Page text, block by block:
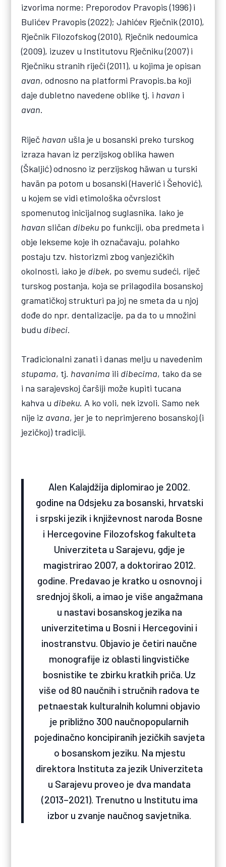
izvorima norme: Preporodov Pravopis (1996) i
Bulićev Pravopis (2022); Jahićev Rječnik (2010),
Rječnik Filozofskog (2010), Rječnik nedoumica
(2009), izuzev u Institutovu Rječniku (2007) i
Rječniku stranih riječi (2011), u kojima je opisan
avan, odnosno na platformi Pravopis.ba koji
daje dubletno navedene oblike tj. i havan i
avan.
Riječ havan ušla je u bosanski preko turskog
izraza havan iz perzijskog oblika hawen
(Škaljić) odnosno iz perzijskog hāwan u turski
havān pa potom u bosanski (Haverić i Šehović),
u kojem se vidi etimološka očvrslost
spomenutog inicijalnog suglasnika. Iako je
havan sličan dibeku po funkciji, oba predmeta i
obje lekseme koje ih označavaju, polahko
postaju tzv. historizmi zbog vanjezičkih
okolnosti, iako je dibek, po svemu sudeći, riječ
turskog postanja, koja se prilagodila bosanskoj
gramatičkoj strukturi pa joj ne smeta da u njoj
dođe do npr. dentalizacije, pa da to u množini
budu dibeci.
Tradicionalni zanati i danas melju u navedenim
stupama, tj. havanima ili dibecima, tako da se
i na sarajevskoj čaršiji može kupiti tucana
kahva u dibeku. A ko voli, nek izvoli. Samo nek
nije iz avana, jer je to neprimjereno bosanskoj (i
jezičkoj) tradiciji.
Alen Kalajdžija diplomirao je 2002.
godine na Odsjeku za bosanski, hrvatski
i srpski jezik i književnost naroda Bosne
i Hercegovine Filozofskog fakulteta
Univerziteta u Sarajevu, gdje je
magistrirao 2007, a doktorirao 2012.
godine. Predavao je kratko u osnovnoj i
srednjoj školi, a imao je više angažmana
u nastavi bosanskog jezika na
univerzitetima u Bosni i Hercegovini i
inostranstvu. Objavio je četiri naučne
monografije iz oblasti lingvističke
bosnistike te zbirku kratkih priča. Uz
više od 80 naučnih i stručnih radova te
petnaestak kulturalnih kolumni objavio
je približno 300 naučnopopularnih
pojedinačno koncipiranih jezičkih savjeta
o bosanskom jeziku. Na mjestu
direktora Instituta za jezik Univerziteta
u Sarajevu proveo je dva mandata
(2013–2021). Trenutno u Institutu ima
izbor u zvanje naučnog savjetnika.